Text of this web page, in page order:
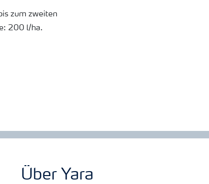
zum zweiten
200 l/ha.
Über Yara